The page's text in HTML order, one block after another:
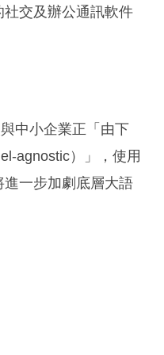
交及辦公通訊軟件
中小企業正「由下
agnostic）」，使用
一步加劇底層大語